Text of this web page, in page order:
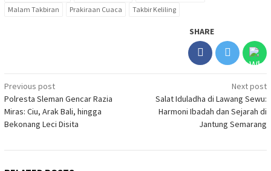
Malam Takbiran
Prakiraan Cuaca Takbir Keliling
SHARE
Post
navigation
Previous post
Polresta Sleman Gencar Razia
Miras: Ciu, Arak Bali, hingga
Bekonang Leci Disita
Next post
Salat Iduladha di Lawang Sewu:
Harmoni Ibadah dan Sejarah di
Jantung Semarang